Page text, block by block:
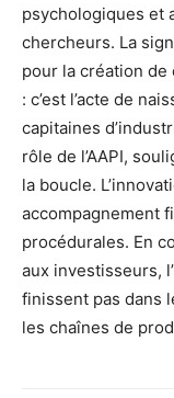
psychologiques et
chercheurs. La
pour la création de
: c’est l’acte de
capitaines
rôle de l’AAPI,
la boucle.
accompagnement
procédurales. En
aux investisseurs,
finissent pas dans
les chaînes de